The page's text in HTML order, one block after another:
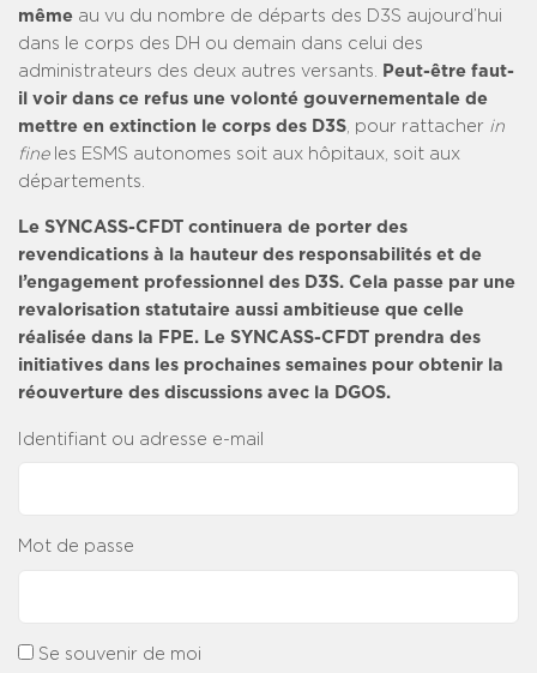
même au vu du nombre de départs des D3S aujourd’hui
dans le corps des DH ou demain dans celui des
administrateurs des deux autres versants.
Peut-être faut-
il voir dans ce refus une volonté gouvernementale de
mettre en extinction le corps des D3S , pour rattacher in
fineles ESMS autonomes soit aux hôpitaux, soit aux
départements.
Le SYNCASS-CFDT continuera de porter des
revendications à la hauteur des responsabilités et de
l’engagement professionnel des D3S. Cela passe par une
revalorisation statutaire aussi ambitieuse que celle
réalisée dans la FPE. Le SYNCASS-CFDT prendra des
initiatives dans les prochaines semaines pour obtenir la
réouverture des discussions avec la DGOS.
Identifiant ou adresse e-mail
Mot de passe
Se souvenir de moi